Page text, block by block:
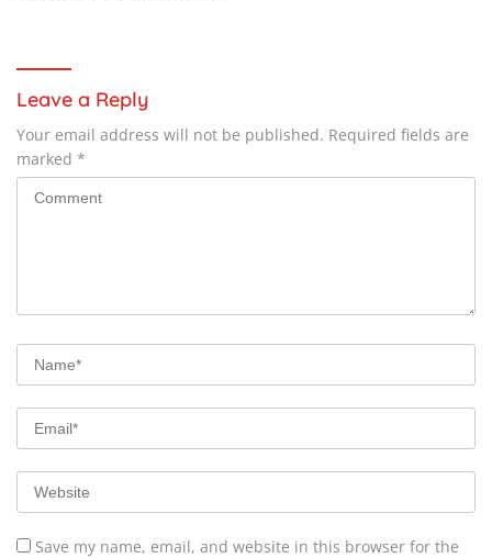
Leave a Reply
Your email address will not be published. Required fields are
marked *
Save my name, email, and website in this browser for the